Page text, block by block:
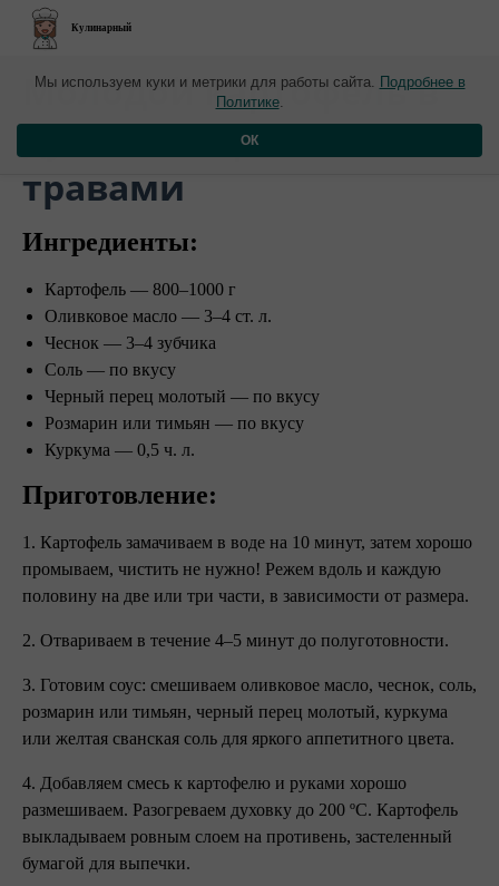
Кулинарный
​Молодой картофель в
духовке с ароматными
травами
Ингредиенты:
Картофель — 800–1000 г
Оливковое масло — 3–4 ст. л.
Чеснок — 3–4 зубчика
Соль — по вкусу
Черный перец молотый — по вкусу
Розмарин или тимьян — по вкусу
Куркума — 0,5 ч. л.
Приготовление:
1. Картофель замачиваем в воде на 10 минут, затем хорошо
промываем, чистить не нужно! Режем вдоль и каждую
половину на две или три части, в зависимости от размера.
2. Отвариваем в течение 4–5 минут до полуготовности.
3. Готовим соус: смешиваем оливковое масло, чеснок, соль,
розмарин или тимьян, черный перец молотый, куркума
или желтая сванская соль для яркого аппетитного цвета.
4. Добавляем смесь к картофелю и руками хорошо
размешиваем. Разогреваем духовку до 200 ºC. Картофель
выкладываем ровным слоем на противень, застеленный
бумагой для выпечки.
Мы используем куки и метрики для работы сайта. Подробнее в
Политике.
ОК